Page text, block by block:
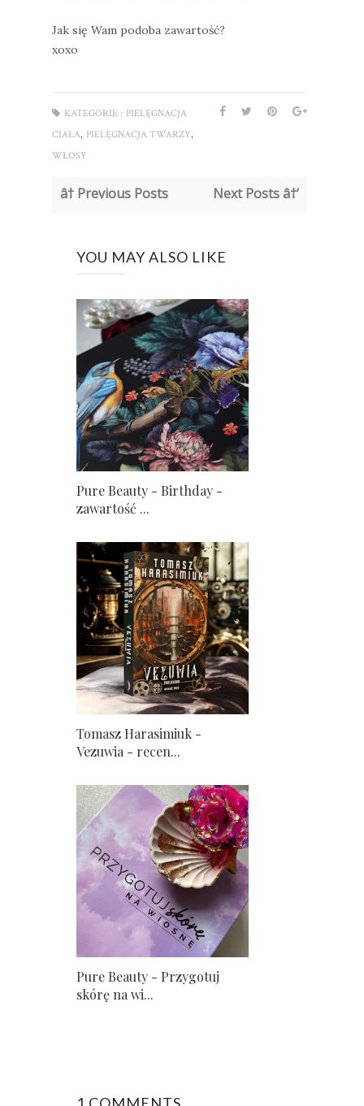
Jak się Wam podoba zawartość?
xoxo
KATEGORIE : PIELĘGNACJA
CIAŁA, PIELĘGNACJA TWARZY,
WŁOSY
â† Previous Posts Next Posts â†’
YOU MAY ALSO LIKE
Pure Beauty - Birthday -
zawartość ...
Tomasz Harasimiuk -
Vezuwia - recen...
Pure Beauty - Przygotuj
skórę na wi...